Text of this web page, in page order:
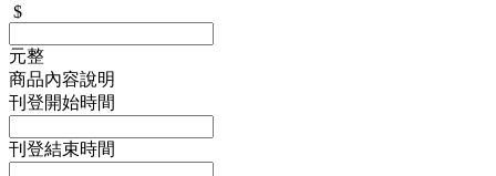
$
元整
商品內容說明
刊登開始時間
刊登結束時間